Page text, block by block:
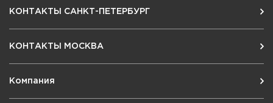
Аксессуары
КОНТАКТЫ САНКТ-ПЕТЕРБУРГ
КОНТАКТЫ МОСКВА
Компания